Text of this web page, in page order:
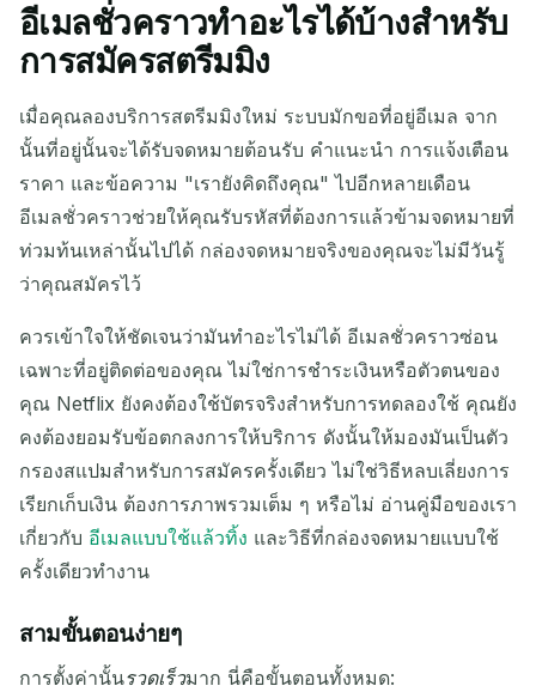
ที่อยู่เมลชั่วคราวของคุณ:
คัดลอก QR
ลบที่เลือก
หัวเรื่อง
การ
ดำเนิน
การ
อีเมลชั่วคราวทำอะไรได้บ้างสำหรับ
การสมัครสตรีมมิง
เมื่อคุณลองบริการสตรีมมิงใหม่ ระบบมักขอที่อยู่อีเมล จาก
นั้นที่อยู่นั้นจะได้รับจดหมายต้อนรับ คำแนะนำ การแจ้งเตือน
ราคา และข้อความ "เรายังคิดถึงคุณ" ไปอีกหลายเดือน
อีเมลชั่วคราวช่วยให้คุณรับรหัสที่ต้องการแล้วข้ามจดหมายที่
ท่วมท้นเหล่านั้นไปได้ กล่องจดหมายจริงของคุณจะไม่มีวันรู้
ว่าคุณสมัครไว้
ควรเข้าใจให้ชัดเจนว่ามันทำอะไรไม่ได้ อีเมลชั่วคราวซ่อน
เฉพาะที่อยู่ติดต่อของคุณ ไม่ใช่การชำระเงินหรือตัวตนของ
คุณ Netflix ยังคงต้องใช้บัตรจริงสำหรับการทดลองใช้ คุณยัง
คงต้องยอมรับข้อตกลงการให้บริการ ดังนั้นให้มองมันเป็นตัว
กรองสแปมสำหรับการสมัครครั้งเดียว ไม่ใช่วิธีหลบเลี่ยงการ
เรียกเก็บเงิน ต้องการภาพรวมเต็ม ๆ หรือไม่ อ่านคู่มือของเรา
เกี่ยวกับ อีเมลแบบใช้แล้วทิ้ง และวิธีที่กล่องจดหมายแบบใช้
ครั้งเดียวทำงาน
สามขั้นตอนง่ายๆ
การตั้งค่านั้นรวดเร็วมาก นี่คือขั้นตอนทั้งหมด: